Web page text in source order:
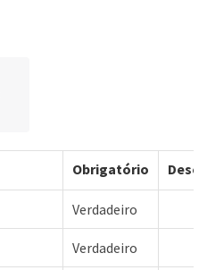
Obrigatório
Verdadeiro
Verdadeiro